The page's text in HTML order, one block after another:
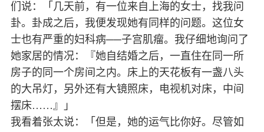
们说：「几天前，有一位来自上海的女士，找我问
卦。卦成之后，我便发现她有同样的问题。这位女
士也有严重的妇科病──子宫肌瘤。我仔细地询问了
她家居的情况：『她自结婚之后，一直住在同一所
房子的同一个房间之内。床上的天花板有一盏八头
的大吊灯，另外还有大镜照床，电视机对床，中间
摆床……』」
我看着张太说：「但是，她的运气比你好。尽管如